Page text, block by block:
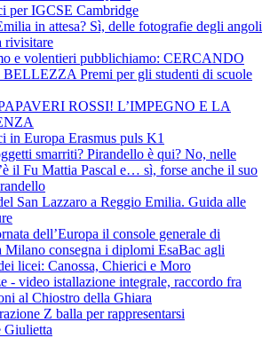
per IGCSE Cambridge
in attesa? Sì, delle fotografie degli angoli
rivisitare
e volentieri pubblichiamo: CERCANDO
Premi per gli studenti di scuole
ROSSI! L’IMPEGNO E LA
in Europa Erasmus puls K1
smarriti? Pirandello è qui? No, nelle
il Fu Mattia Pascal e… sì, forse anche il suo
San Lazzaro a Reggio Emilia. Guida alle
dell’Europa il console generale di
Milano consegna i diplomi EsaBac agli
licei: Canossa, Chierici e Moro
- video istallazione integrale, raccordo fra
al Chiostro della Ghiara
Z balla per rappresentarsi
Giulietta